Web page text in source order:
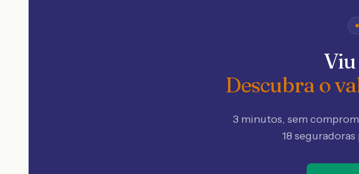
Descubra o
3 minutos, sem
18 seguradoras